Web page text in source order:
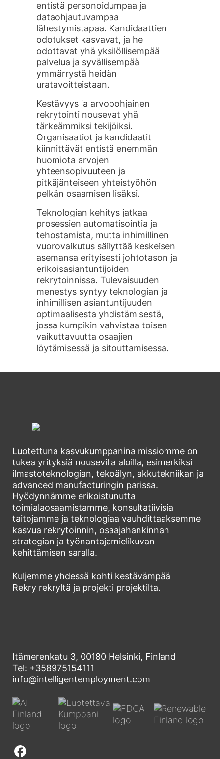
entistä personoidumpaa ja
dataohjautuvampaa
lähestymistapaa. Kandidaattien
odotukset kasvavat, ja he
odottavat yhä yksilöllisempää
palvelua ja syvällisempää
ymmärrystä heidän
uratavoitteistaan.
Kestävyys ja arvopohjainen
rekrytointi nousevat yhä
tärkeämmiksi tekijöiksi.
Organisaatiot ja kandidaatit
kiinnittävät entistä enemmän
huomiota arvojen
yhteensopivuuteen ja
pitkäjänteiseen yhteistyöhön
pelkän osaamisen lisäksi.
Teknologian kehitys jatkaa
prosessien automatisointia ja
tehostamista, mutta inhimillinen
vuorovaikutus säilyttää keskeisen
asemansa erityisesti johtotason ja
erikoisasiantuntijoiden
rekrytoinnissa. Tulevaisuuden
menestys syntyy teknologian ja
inhimillisen asiantuntijuuden
optimaalisesta yhdistämisestä,
jossa kumpikin vahvistaa toisen
vaikuttavuutta osaajien
löytämisessä ja sitouttamisessa.
Luotettuna kasvukumppanina missiomme on
tukea yrityksiä nousevilla aloilla, esimerkiksi
ilmastoteknologian, tekoälyn, akkutekniikan ja
advanced manufacturingin parissa.
Hyödynnämme erikoistunutta
toimialaosaamistamme, konsultatiivisia
taitojamme ja teknologiaa vauhdittaaksemme
kasvua rekrytoinnin, osaajahankinnan
strategian ja työnantajamielikuvan
kehittämisen saralla.
Kuljemme yhdessä kohti kestävämpää
Rekry rekryltä ja projekti projektilta.
Itämerenkatu 3, 00180 Helsinki, Finland
Tel: +358975154111
info@intelligentemployment.com